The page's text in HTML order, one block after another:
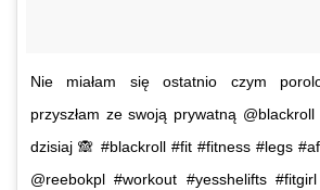
Nie miałam się ostatnio czym
przyszłam ze swoją prywatną
dzisiaj 🙈 #blackroll #fit #fitness #legs
@reebokpl #workout #yesshelifts